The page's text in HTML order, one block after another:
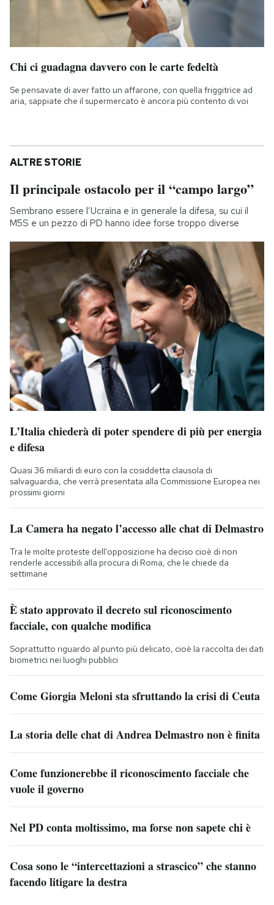
Chi ci guadagna davvero con le carte fedeltà
Se pensavate di aver fatto un affarone, con quella friggitrice ad
aria, sappiate che il supermercato è ancora più contento di voi
ALTRE STORIE
Il principale ostacolo per il “campo largo”
Sembrano essere l’Ucraina e in generale la difesa, su cui il
M5S e un pezzo di PD hanno idee forse troppo diverse
L’Italia chiederà di poter spendere di più per energia
e difesa
Quasi 36 miliardi di euro con la cosiddetta clausola di
salvaguardia, che verrà presentata alla Commissione Europea nei
prossimi giorni
La Camera ha negato l’accesso alle chat di Delmastro
Tra le molte proteste dell'opposizione ha deciso cioè di non
renderle accessibili alla procura di Roma, che le chiede da
settimane
È stato approvato il decreto sul riconoscimento
facciale, con qualche modifica
Soprattutto riguardo al punto più delicato, cioè la raccolta dei dati
biometrici nei luoghi pubblici
Come Giorgia Meloni sta sfruttando la crisi di Ceuta
La storia delle chat di Andrea Delmastro non è finita
Come funzionerebbe il riconoscimento facciale che
vuole il governo
Nel PD conta moltissimo, ma forse non sapete chi è
Cosa sono le “intercettazioni a strascico” che stanno
facendo litigare la destra